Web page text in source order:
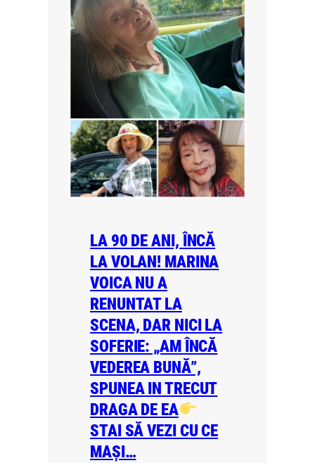
LA 90 DE ANI, ÎNCĂ
LA VOLAN! MARINA
VOICA NU A
RENUNTAT LA
SCENA, DAR NICI LA
SOFERIE: „AM ÎNCĂ
VEDEREA BUNĂ”,
SPUNEA IN TRECUT
DRAGA DE EA
STAI SĂ VEZI CU CE
MAȘI…